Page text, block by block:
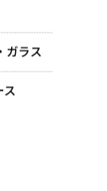
ガラス
ス